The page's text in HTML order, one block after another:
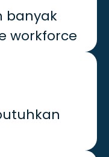
banyak
workforce